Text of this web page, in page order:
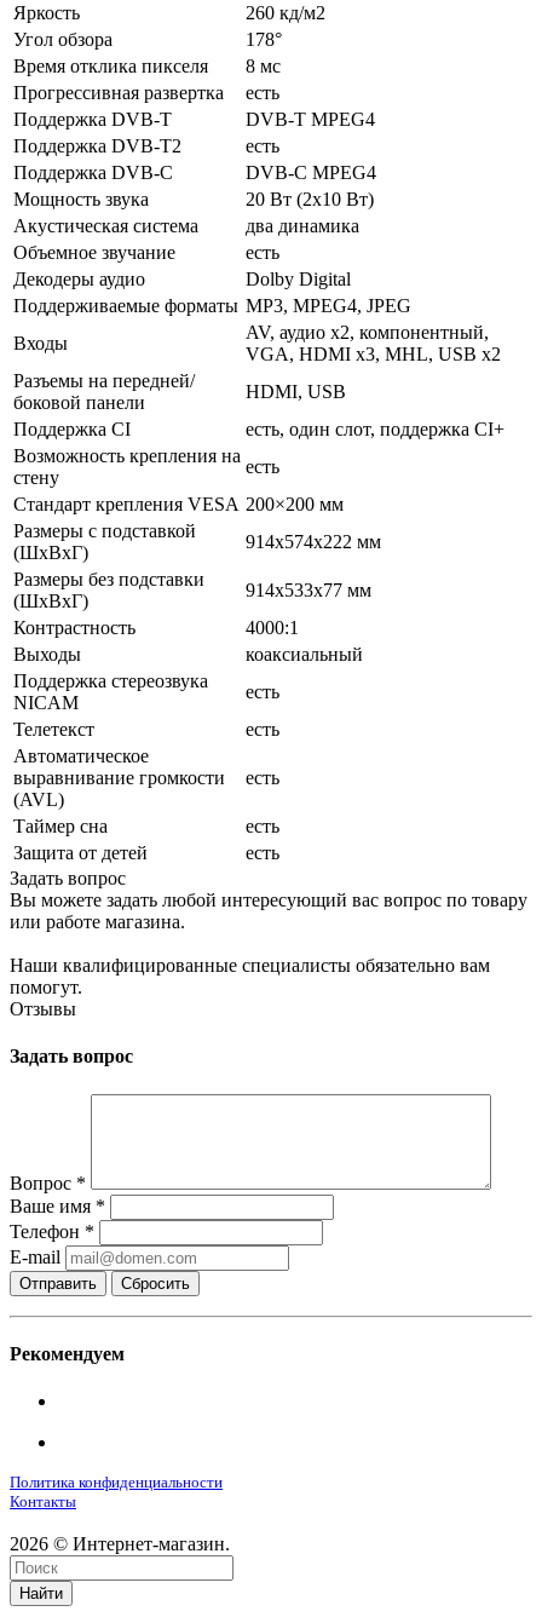
Яркость
260 кд/м2
Угол обзора
178°
Время отклика пикселя
8 мс
Прогрессивная развертка
есть
Поддержка DVB-T
DVB-T MPEG4
Поддержка DVB-T2
есть
Поддержка DVB-C
DVB-C MPEG4
Мощность звука
20 Вт (2х10 Вт)
Акустическая система
два динамика
Объемное звучание
есть
Декодеры аудио
Dolby Digital
Поддерживаемые форматы MP3, MPEG4, JPEG
Входы
AV, аудио x2, компонентный,
VGA, HDMI x3, MHL, USB x2
Разъемы на передней/
боковой панели
HDMI, USB
Поддержка CI
есть, один слот, поддержка CI+
Возможность крепления на
стену
есть
Стандарт крепления VESA 200×200 мм
Размеры с подставкой
(ШxВxГ)
914x574x222 мм
Размеры без подставки
(ШxВxГ)
914x533x77 мм
Контрастность
4000:1
Выходы
коаксиальный
Поддержка стереозвука
NICAM
есть
Телетекст
есть
Автоматическое
выравнивание громкости
(AVL)
есть
Таймер сна
есть
Защита от детей
есть
Задать вопрос
Вы можете задать любой интересующий вас вопрос по товару
или работе магазина.
Наши квалифицированные специалисты обязательно вам
помогут.
Отзывы
Задать вопрос
Вопрос *
Ваше имя *
Телефон *
E-mail
Сбросить
Рекомендуем
Политика конфиденциальности
Контакты
2026 © Интернет-магазин.
Найти